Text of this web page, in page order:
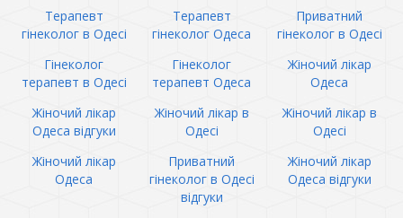
Терапевт
гінеколог в Одесі
Терапевт
гінеколог Одеса
Приватний
гінеколог в Одесі
Гінеколог
терапевт в Одесі
Гінеколог
терапевт Одеса
Жіночий лікар
Одеса
Жіночий лікар
Одеса відгуки
Жіночий лікар в
Одесі
Жіночий лікар в
Одесі
Жіночий лікар
Одеса
Приватний
гінеколог в Одесі
відгуки
Жіночий лікар
Одеса відгуки